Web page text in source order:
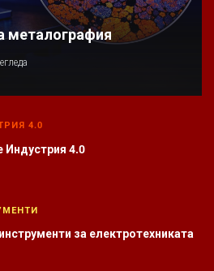
металография
4.0
Индустрия 4.0
за електротехниката